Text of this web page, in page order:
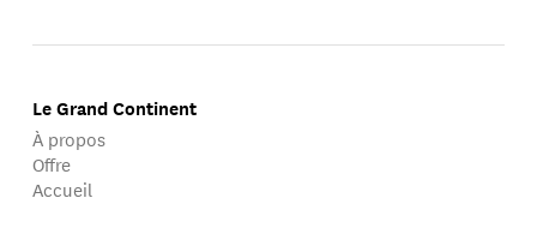
Le Grand Continent
À propos
Offre
Accueil